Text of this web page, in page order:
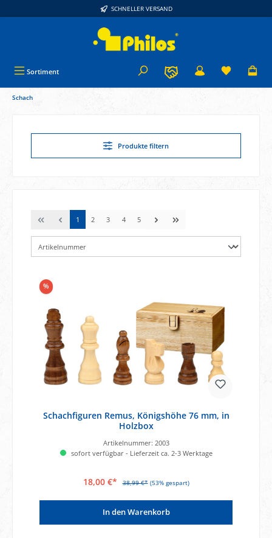
SCHNELLER VERSAND
Sortiment
Schach
Produkte filtern
1 2 3 4 5
%
Schachfiguren Remus, Königshöhe 76 mm, in
Holzbox
Artikelnummer: 2003
sofort verfügbar - Lieferzeit ca. 2-3 Werktage
18,00 €* 38,99 €* (53% gespart)
In den Warenkorb